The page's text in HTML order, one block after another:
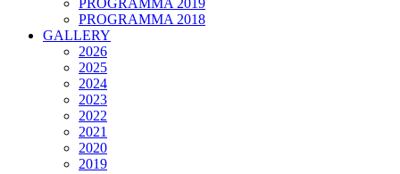
PROGRAMMA 2019
PROGRAMMA 2018
GALLERY
2026
2025
2024
2023
2022
2021
2020
2019